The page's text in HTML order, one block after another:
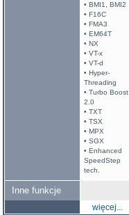
• BMI1, BMI2
• F16C
• FMA3
• EM64T
• NX
• VT-x
• VT-d
• Hyper-
Threading
• Turbo Boost
2.0
• TXT
• TSX
• MPX
• SGX
• Enhanced
SpeedStep
tech.
Inne funkcje
więcej...